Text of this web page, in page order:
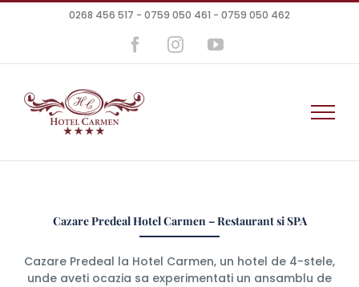
Skip
0268 456 517 - 0759 050 461 - 0759 050 462
FacebookInstagramYouTube
Cazare Predeal Hotel Carmen – Restaurant si SPA
Cazare Predeal la Hotel Carmen, un hotel de 4-stele,
unde aveti ocazia sa experimentati un ansamblu de